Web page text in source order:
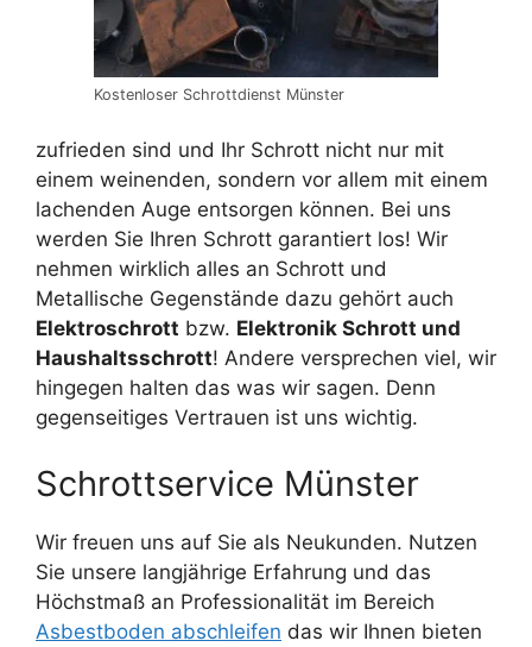
Kostenloser Schrottdienst Münster
zufrieden sind und Ihr Schrott nicht nur mit
einem weinenden, sondern vor allem mit einem
lachenden Auge entsorgen können. Bei uns
werden Sie Ihren Schrott garantiert los! Wir
nehmen wirklich alles an Schrott und
Metallische Gegenstände dazu gehört auch
Elektroschrott bzw. Elektronik Schrott und
Haushaltsschrott! Andere versprechen viel, wir
hingegen halten das was wir sagen. Denn
gegenseitiges Vertrauen ist uns wichtig.
Schrottservice Münster
Wir freuen uns auf Sie als Neukunden. Nutzen
Sie unsere langjährige Erfahrung und das
Höchstmaß an Professionalität im Bereich
Asbestboden abschleifen das wir Ihnen bieten